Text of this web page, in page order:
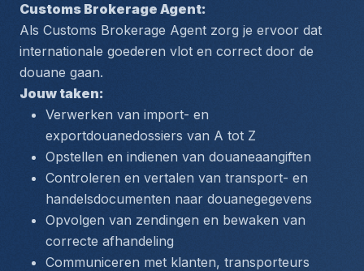
Customs Brokerage Agent:
Als Customs Brokerage Agent zorg je ervoor dat
internationale goederen vlot en correct door de
douane gaan.
Jouw taken:
Verwerken van import- en
exportdouanedossiers van A tot Z
Opstellen en indienen van douaneaangiften
Controleren en vertalen van transport- en
handelsdocumenten naar douanegegevens
Opvolgen van zendingen en bewaken van
correcte afhandeling
Communiceren met klanten, transporteurs